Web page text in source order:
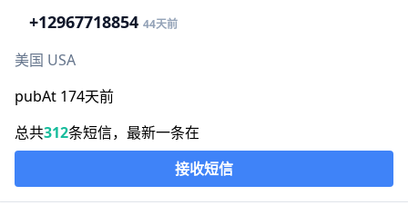
+12967718854 44天前
美国 USA
pubAt 174天前
总共312条短信，最新一条在
接收短信